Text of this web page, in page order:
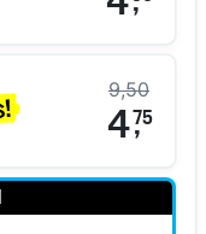
9,50
4,
75